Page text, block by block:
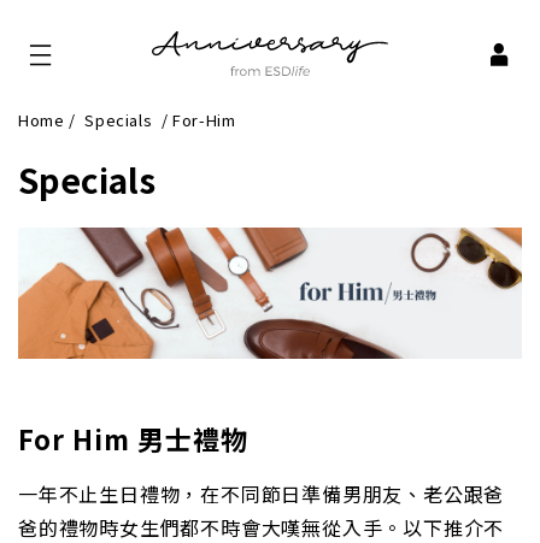
Home /Specials /For-Him
Specials
For Him 男士禮物
一年不止生日禮物，在不同節日準備男朋友、老公跟爸
爸的禮物時女生們都不時會大嘆無從入手。以下推介不